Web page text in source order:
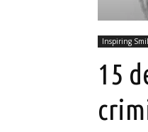
Inspiring
15